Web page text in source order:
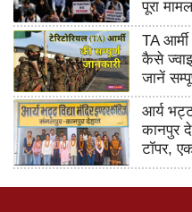
पूरा
TA
कैसे
जानें
आर्य
कानपुर
टॉपर,